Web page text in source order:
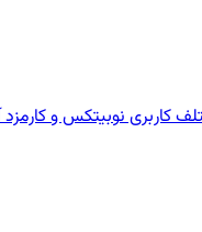
نوبیتکس و